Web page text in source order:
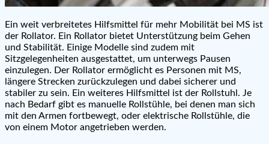
Ein weit verbreitetes Hilfsmittel für mehr Mobilität bei MS ist
der Rollator. Ein Rollator bietet Unterstützung beim Gehen
und Stabilität. Einige Modelle sind zudem mit
Sitzgelegenheiten ausgestattet, um unterwegs Pausen
einzulegen. Der Rollator ermöglicht es Personen mit MS,
längere Strecken zurückzulegen und dabei sicherer und
stabiler zu sein. Ein weiteres Hilfsmittel ist der Rollstuhl. Je
nach Bedarf gibt es manuelle Rollstühle, bei denen man sich
mit den Armen fortbewegt, oder elektrische Rollstühle, die
von einem Motor angetrieben werden.